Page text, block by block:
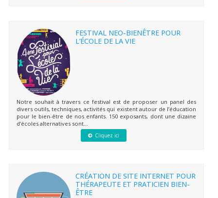
FESTIVAL NEO-BIENÊTRE POUR
L’ÉCOLE DE LA VIE
Notre souhait à travers ce festival est de proposer un panel des
divers outils, techniques, activités qui existent autour de l’éducation
pour le bien-être de nos enfants. 150 exposants, dont une dizaine
d’écoles alternatives sont...
Cliquez ici
CRÉATION DE SITE INTERNET POUR
THÉRAPEUTE ET PRATICIEN BIEN-
ÊTRE